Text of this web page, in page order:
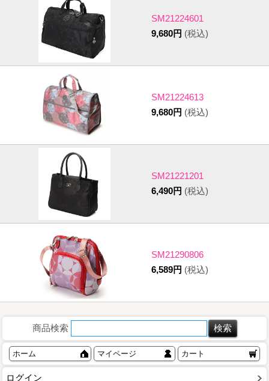
SM21224601
9,680円 (税込)
SM21224613
9,680円 (税込)
SM21221201
6,490円 (税込)
SM21290806
6,589円 (税込)
商品検索
ホーム マイページ カート
ログイン